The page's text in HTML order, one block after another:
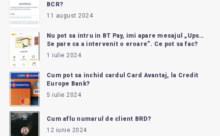
BCR?
11 august 2024
Nu pot sa intru in BT Pay, imi apare mesajul „Ups…
Se pare ca a intervenit o eroare”. Ce pot sa fac?
1 iulie 2024
Cum pot sa inchid cardul Card Avantaj, la Credit
Europe Bank?
5 iulie 2024
Cum aflu numarul de client BRD?
12 iunie 2024